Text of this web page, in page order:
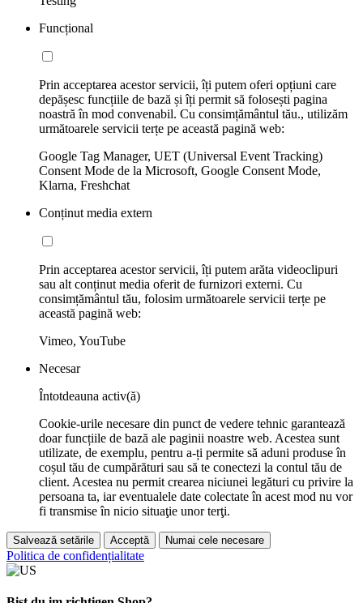
Funcțional
Prin acceptarea acestor servicii, îți putem oferi opțiuni care
depășesc funcțiile de bază și îți permit să folosești pagina
noastră în mod convenabil. Cu consimțământul tău., utilizăm
următoarele servicii terțe pe această pagină web:
Google Tag Manager, UET (Universal Event Tracking)
Consent Mode de la Microsoft, Google Consent Mode,
Klarna, Freshchat
Conținut media extern
Prin acceptarea acestor servicii, îți putem arăta videoclipuri
sau alt conținut media oferit de furnizori externi. Cu
consimțământul tău, folosim următoarele servicii terțe pe
această pagină web:
Vimeo, YouTube
Necesar
Întotdeauna activ(ă)
Cookie-urile necesare din punct de vedere tehnic garantează
doar funcțiile de bază ale paginii noastre web. Acestea sunt
utilizate, de exemplu, pentru a-ți permite să aduni produse în
coșul tău de cumpărături sau să te conectezi la contul tău de
client. Acestea nu permit crearea niciunei legături cu privire la
persoana ta, iar eventualele date colectate în acest mod nu vor
fi transmise în nicio situaţie unor terţi.
Salvează setările Acceptă Numai cele necesare
Politica de confidențialitate